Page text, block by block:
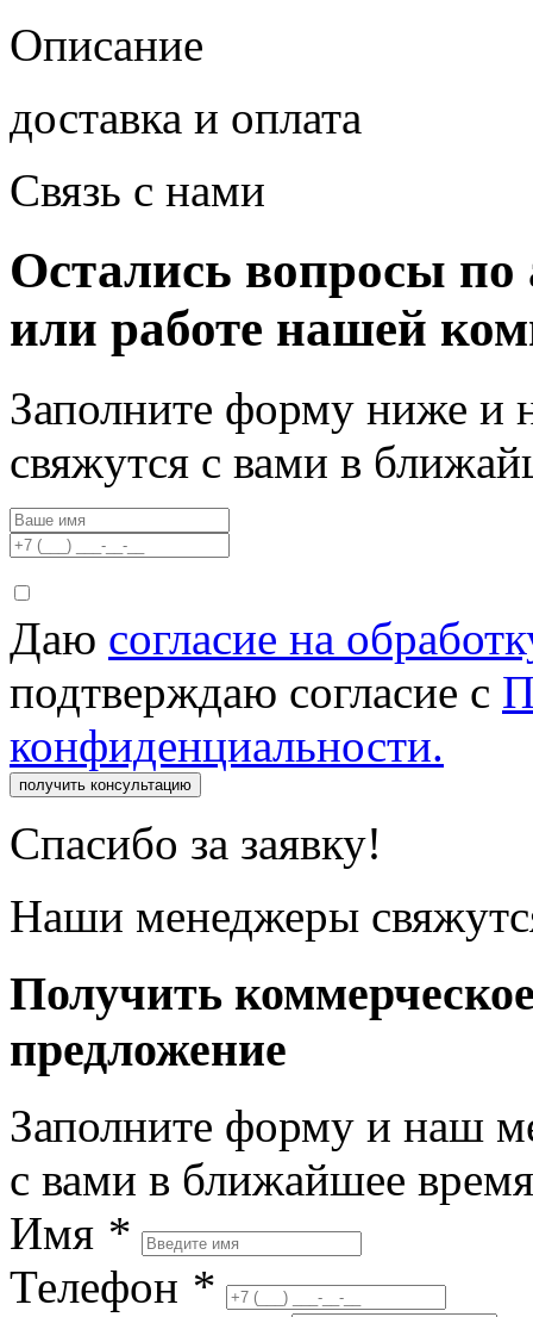
Описание
доставка и оплата
Связь с нами
Остались вопросы по
или работе нашей
Заполните форму ниже и
свяжутся с вами в
Даю согласие на
подтверждаю согласие с
конфиденциальности.
получить консультацию
Спасибо за заявку!
Наши менеджеры
Получить
предложение
Заполните форму и наш
с вами в ближайшее время
Имя *
Телефон *